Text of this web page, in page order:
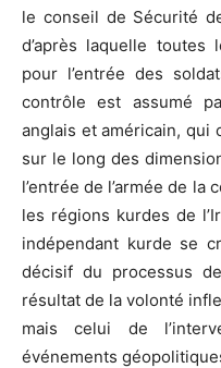
le conseil de Sécurité
d’après laquelle
pour l’entrée des
contrôle est assumé
anglais et américain, qui
sur le long des
l’entrée de l’armée de
les régions kurdes de
indépendant kurde se
décisif du processus
résultat de la volonté
mais celui de
événements